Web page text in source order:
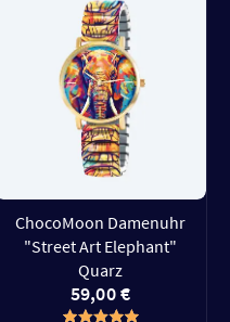
ChocoMoon Damenuhr
"Street Art Elephant"
Quarz
59,00 €